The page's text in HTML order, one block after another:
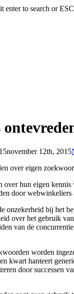
enter to search or
november 12th, 2015
over eigen
over hun eigen
door
onzekerheid bij het
over het gebruik
van de
worden
kwart hanteert
door successen